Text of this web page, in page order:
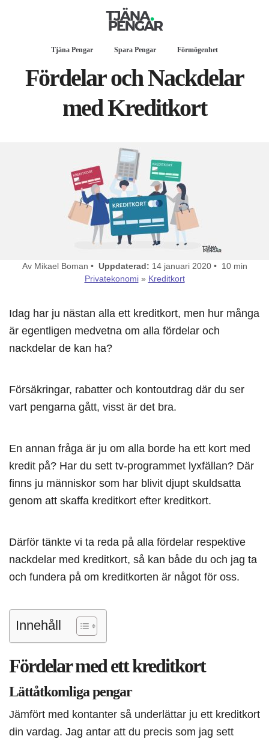
Tjäna Pengar Spara Pengar Förmögenhet
Fördelar och Nackdelar
med Kreditkort
Av Mikael Boman • Uppdaterad: 14 januari 2020 • 10 min
Privatekonomi» Kreditkort
Idag har ju nästan alla ett kreditkort, men hur många
är egentligen medvetna om alla fördelar och
nackdelar de kan ha?
Försäkringar, rabatter och kontoutdrag där du ser
vart pengarna gått, visst är det bra.
En annan fråga är ju om alla borde ha ett kort med
kredit på? Har du sett tv-programmet lyxfällan? Där
finns ju människor som har blivit djupt skuldsatta
genom att skaffa kreditkort efter kreditkort.
Därför tänkte vi ta reda på alla fördelar respektive
nackdelar med kreditkort, så kan både du och jag ta
och fundera på om kreditkorten är något för oss.
Innehåll
Fördelar med ett kreditkort
Lättåtkomliga pengar
Jämfört med kontanter så underlättar ju ett kreditkort
din vardag. Jag antar att du precis som jag sett